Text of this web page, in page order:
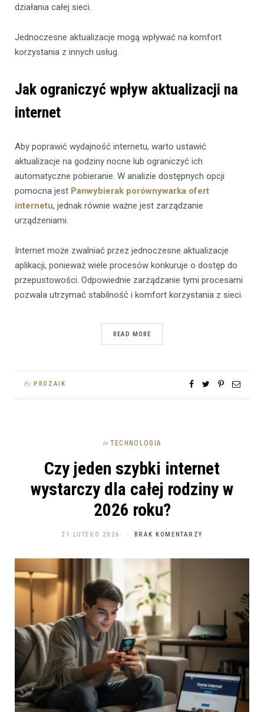
działania całej sieci.
Jednoczesne aktualizacje mogą wpływać na komfort
korzystania z innych usług.
Jak ograniczyć wpływ aktualizacji na
internet
Aby poprawić wydajność internetu, warto ustawić
aktualizacje na godziny nocne lub ograniczyć ich
automatyczne pobieranie. W analizie dostępnych opcji
pomocna jest Panwybierak porównywarka ofert
internetu, jednak równie ważne jest zarządzanie
urządzeniami.
Internet może zwalniać przez jednoczesne aktualizacje
aplikacji, ponieważ wiele procesów konkuruje o dostęp do
przepustowości. Odpowiednie zarządzanie tymi procesami
pozwala utrzymać stabilność i komfort korzystania z sieci.
READ MORE
By PROZAIK
In TECHNOLOGIA
Czy jeden szybki internet
wystarczy dla całej rodziny w
2026 roku?
21 LUTEGO 2026 BRAK KOMENTARZY